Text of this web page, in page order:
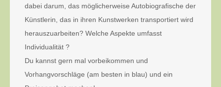
dabei darum, das möglicherweise Autobiografische der
Künstlerin, das in ihren Kunstwerken transportiert wird
herauszuarbeiten? Welche Aspekte umfasst
Individualität ?
Du kannst gern mal vorbeikommen und
Vorhangvorschläge (am besten in blau) und ein